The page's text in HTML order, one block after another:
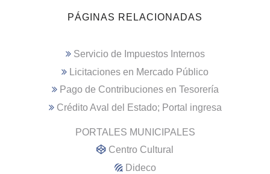
PÁGINAS RELACIONADAS
Servicio de Impuestos Internos
Licitaciones en Mercado Público
Pago de Contribuciones en Tesorería
Crédito Aval del Estado; Portal ingresa
PORTALES MUNICIPALES
Centro Cultural
Dideco